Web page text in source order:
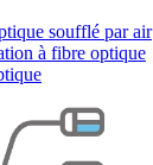
soufflé par air
à fibre optique